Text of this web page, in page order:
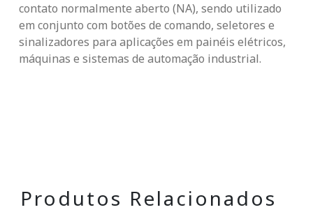
contato normalmente aberto (NA), sendo utilizado
em conjunto com botões de comando, seletores e
sinalizadores para aplicações em painéis elétricos,
máquinas e sistemas de automação industrial.
Produtos Relacionados